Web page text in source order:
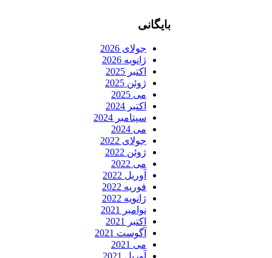
بایگانی
جولای 2026
ژانویه 2026
اکتبر 2025
ژوئن 2025
می 2025
اکتبر 2024
سپتامبر 2024
می 2024
جولای 2022
ژوئن 2022
می 2022
آوریل 2022
فوریه 2022
ژانویه 2022
نوامبر 2021
اکتبر 2021
آگوست 2021
می 2021